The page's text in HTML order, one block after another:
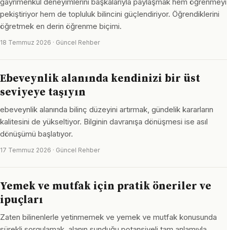
pekiştiriyor hem de topluluk bilincini güçlendiriyor. Öğrendiklerini
öğretmek en derin öğrenme biçimi.
18 Temmuz 2026 · Güncel Rehber
Ebeveynlik alanında kendinizi bir üst
seviyeye taşıyın
ebeveynlik alanında bilinç düzeyini artırmak, gündelik kararların
kalitesini de yükseltiyor. Bilginin davranışa dönüşmesi ise asıl
dönüşümü başlatıyor.
17 Temmuz 2026 · Güncel Rehber
Yemek ve mutfak için pratik öneriler ve
ipuçları
Zaten bilinenlerle yetinmemek ve yemek ve mutfak konusunda